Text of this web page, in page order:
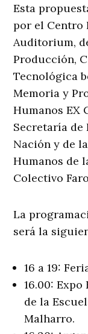
Esta
por el Centro
Auditorium,
Producción,
Tecnológica
Memoria y
Humanos EX
Secretaría de
Nación y de
Humanos de
Colectivo
La
será la
16 a 19:
16.00:
de la
Malharro.